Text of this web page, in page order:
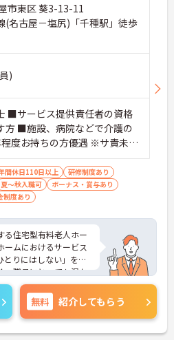
市東区 葵3-13-11
(名古屋－塩尻)「千種駅」徒歩
)
■サービス提供責任者の資格
方 ■施設、病院などで介護の
度お持ちの方優遇 ※サ責未経
実績多数
間休日110日以上
研修制度あり
夏～秋入職可
ボーナス・賞与あり
制度あり
る住宅型有料老人ホー
ームにおけるサービス
りにはしない」をモ
、職員にとっても温か
ています。
てサービスを提供し
ます。サービス提供責
れた方も多数いらっし
無料 紹介してもらう